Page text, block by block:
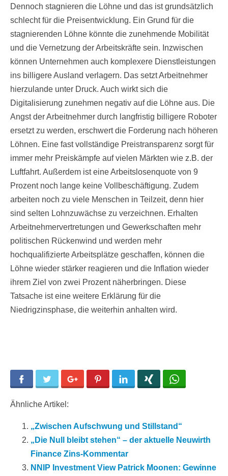
Dennoch stagnieren die Löhne und das ist grundsätzlich
schlecht für die Preisentwicklung. Ein Grund für die
stagnierenden Löhne könnte die zunehmende Mobilität
und die Vernetzung der Arbeitskräfte sein. Inzwischen
können Unternehmen auch komplexere Dienstleistungen
ins billigere Ausland verlagern. Das setzt Arbeitnehmer
hierzulande unter Druck. Auch wirkt sich die
Digitalisierung zunehmen negativ auf die Löhne aus. Die
Angst der Arbeitnehmer durch langfristig billigere Roboter
ersetzt zu werden, erschwert die Forderung nach höheren
Löhnen. Eine fast vollständige Preistransparenz sorgt für
immer mehr Preiskämpfe auf vielen Märkten wie z.B. der
Luftfahrt. Außerdem ist eine Arbeitslosenquote von 9
Prozent noch lange keine Vollbeschäftigung. Zudem
arbeiten noch zu viele Menschen in Teilzeit, denn hier
sind selten Lohnzuwächse zu verzeichnen. Erhalten
Arbeitnehmervertretungen und Gewerkschaften mehr
politischen Rückenwind und werden mehr
hochqualifizierte Arbeitsplätze geschaffen, können die
Löhne wieder stärker reagieren und die Inflation wieder
ihrem Ziel von zwei Prozent näherbringen. Diese
Tatsache ist eine weitere Erklärung für die
Niedrigzinsphase, die weiterhin anhalten wird.
Facebook Twitter Google+ Pinterest LinkedIn
Ähnliche Artikel:
„Zwischen Aufschwung und Stillstand“
„Die Null bleibt stehen“ – der aktuelle Neuwirth
Finance Zins-Kommentar
NNIP Investment View Patrick Moonen: Gewinne